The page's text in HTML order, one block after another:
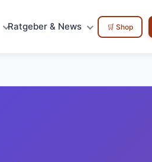
Ratgeber & News 🛒 Shop